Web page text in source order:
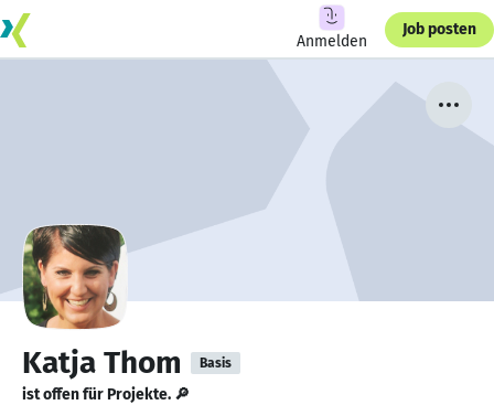
Anmelden
Job posten
Katja Thom Basis
ist offen für Projekte. 🔎